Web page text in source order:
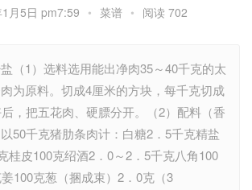
月5日 pm7:59 • 菜谱 • 阅读 702
（1）选料选用能出净肉35～40千克的太
为原料。切成4厘米的方块，每千克切成
，把五花肉、硬膘分开。（2）配料（香
50千克猪肋条肉计：白糖2．5千克精盐
桂皮100克绍酒2．0～2．5千克八角100
100克葱（捆成束）2．0克（3